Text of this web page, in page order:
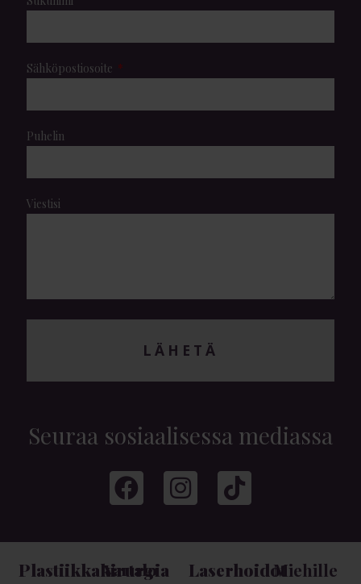
Sähköpostiosoite
Puhelin
Viestisi
LÄHETÄ
Seuraa sosiaalisessa mediassa
Plastiikkakirurgia
Vartalo LaserhoidotMiehille